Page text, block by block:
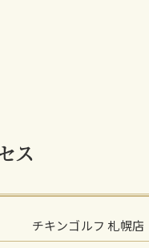
ス
チキンゴルフ 札幌店